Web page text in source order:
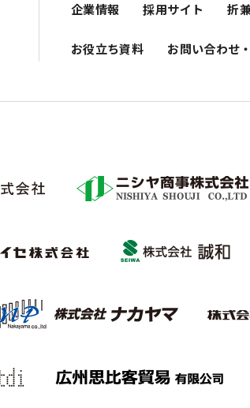
企業情報 採用サイト 折
お役立ち資料 お問い合わせ